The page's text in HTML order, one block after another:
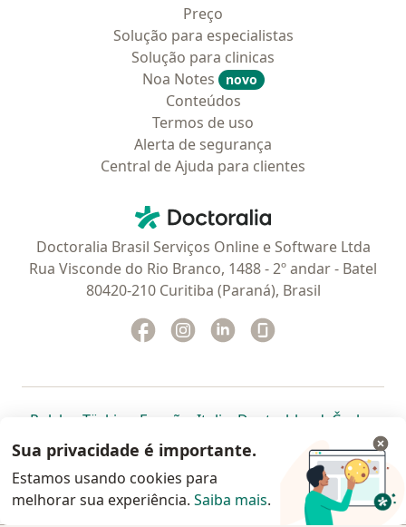
Preço
Solução para especialistas
Solução para clinicas
Noa Notes
novo
Conteúdos
Termos de uso
Alerta de segurança
Central de Ajuda para clientes
Doctoralia - Homepage
Doctoralia Brasil Serviços Online e Software Ltda
Rua Visconde do Rio Branco, 1488 - 2º andar - Batel
80420-210 Curitiba (Paraná), Brasil
Facebook
abre num novo separador
Instagram
abre num novo separador
Linkedin
abre num novo
Polska abre num novo separador
Türkiye abre num novo separador
España abre num novo separador
Italia abre num novo
Deutschlandabre num
Česko
Portugal abre num novo separador
, México abre num novo separador
, abre num novo separador
Brasil abre num novoabre num
abre
Colombia abre num novo
www.doctoralia.com.br © 2026 - Agende agora sua
Sua privacidade é importante.
Estamos usando cookies para
melhorar sua experiência. Saiba mais.